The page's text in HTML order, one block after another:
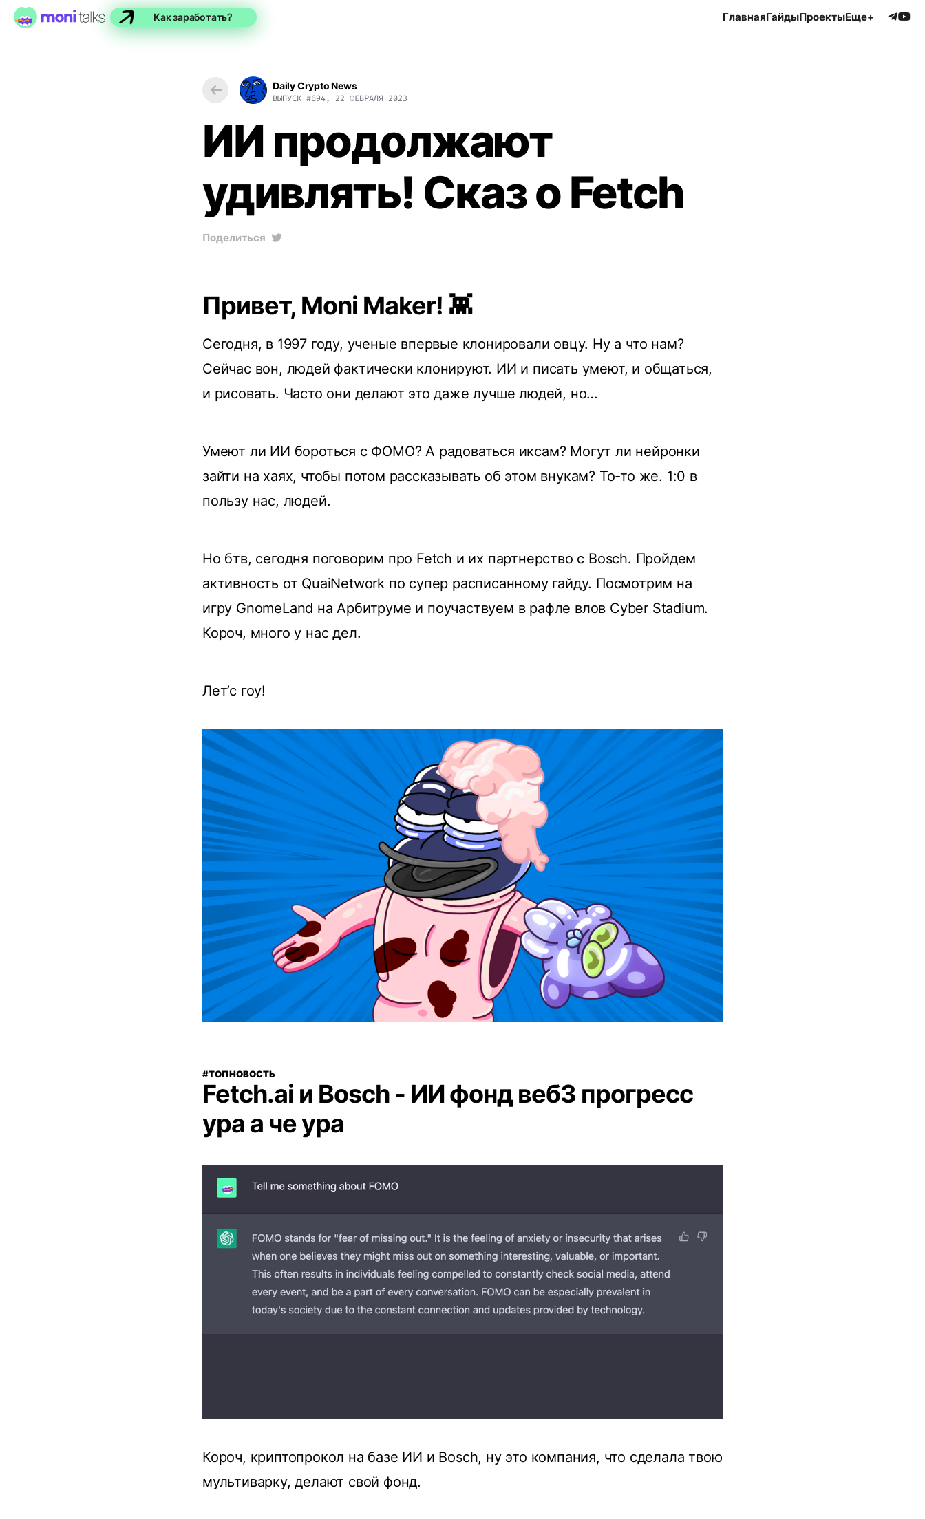
Как заработать? ГлавнаяГайдыПроектыЕще+
Daily Crypto News
ВЫПУСК #694, 22 ФЕВРАЛЯ 2023
ИИ продолжают
удивлять! Сказ о Fetch
Поделиться
Привет, Moni Maker! 👾
Сегодня, в 1997 году, ученые впервые клонировали овцу. Ну а что нам?
Сейчас вон, людей фактически клонируют. ИИ и писать умеют, и общаться,
и рисовать. Часто они делают это даже лучше людей, но…
Умеют ли ИИ бороться с ФОМО? А радоваться иксам? Могут ли нейронки
зайти на хаях, чтобы потом рассказывать об этом внукам? То-то же. 1:0 в
пользу нас, людей.
Но бтв, сегодня поговорим про Fetch и их партнерство с Bosch. Пройдем
активность от QuaiNetwork по супер расписанному гайду. Посмотрим на
игру GnomeLand на Арбитруме и поучаствуем в рафле влов Cyber Stadium.
Короч, много у нас дел.
Лет’с гоу!
#ТОПНОВОСТЬ
Fetch.ai и Bosch - ИИ фонд веб3 прогресс
ура а че ура
Короч, криптопрокол на базе ИИ и Bosch, ну это компания, что сделала твою
мультиварку, делают свой фонд.